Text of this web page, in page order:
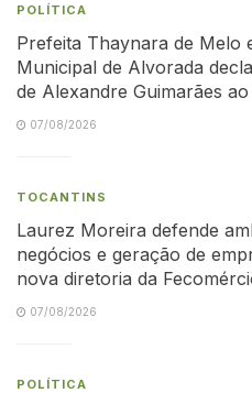
POLÍTICA
Prefeita Thaynara de Melo
Municipal de Alvorada
de Alexandre Guimarães
07/08/2026
TOCANTINS
Laurez Moreira defende
negócios e geração de
nova diretoria da
07/08/2026
POLÍTICA